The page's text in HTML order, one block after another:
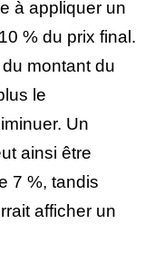
à appliquer un
% du prix final.
montant du
le
Un
ainsi être
7 %, tandis
afficher un